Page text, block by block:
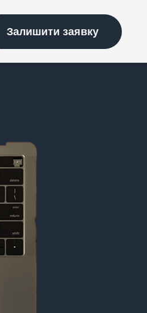
Залишити заявку